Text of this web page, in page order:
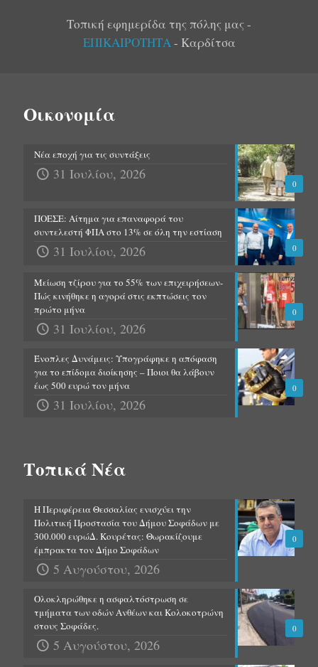
Τοπική εφημερίδα της πόλης μας -
ΕΠΙΚΑΙΡΟΤΗΤΑ- Καρδίτσα
Οικονομία
0
Νέα εποχή για τις συντάξεις
31 Ιουλίου, 2026
0
ΠΟΕΣΕ: Αίτημα για επαναφορά του
συντελεστή ΦΠΑ στο 13% σε όλη την εστίαση
31 Ιουλίου, 2026
0
Μείωση τζίρου για το 55% των επιχειρήσεων-
Πώς κινήθηκε η αγορά στις εκπτώσεις τον
πρώτο μήνα
31 Ιουλίου, 2026
0
Ένοπλες Δυνάμεις: Υπογράφηκε η απόφαση
για το επίδομα διοίκησης – Ποιοι θα λάβουν
έως 500 ευρώ τον μήνα
31 Ιουλίου, 2026
Τοπικά Νέα
0
Η Περιφέρεια Θεσσαλίας ενισχύει την
Πολιτική Προστασία του Δήμου Σοφάδων με
300.000 ευρώΔ. Κουρέτας: Θωρακίζουμε
έμπρακτα τον Δήμο Σοφάδων
5 Αυγούστου, 2026
0
Ολοκληρώθηκε η ασφαλτόστρωση σε
τμήματα των οδών Ανθέων και Κολοκοτρώνη
στους Σοφάδες.
5 Αυγούστου, 2026